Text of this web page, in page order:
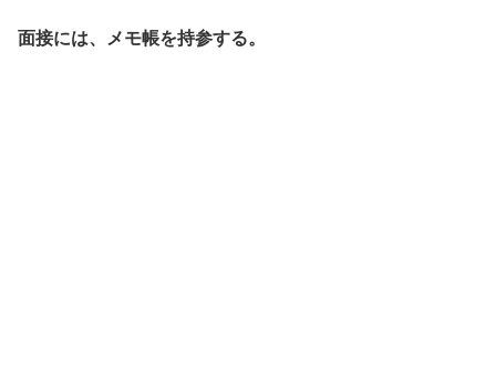
面接には、メモ帳を持参する。